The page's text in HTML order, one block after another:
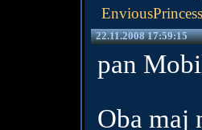
EnviousPrincess
22.11.2008 17:59:15
pan
Oba maj